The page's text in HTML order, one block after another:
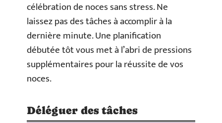
célébration de noces sans stress. Ne
laissez pas des tâches à accomplir à la
dernière minute. Une planification
débutée tôt vous met à l’abri de pressions
supplémentaires pour la réussite de vos
noces.
Déléguer des tâches